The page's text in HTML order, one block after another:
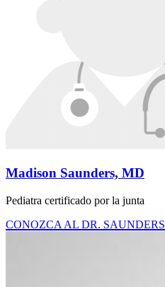
Madison Saunders, MD
Pediatra certificado por la junta
CONOZCA AL DR. SAUNDERS